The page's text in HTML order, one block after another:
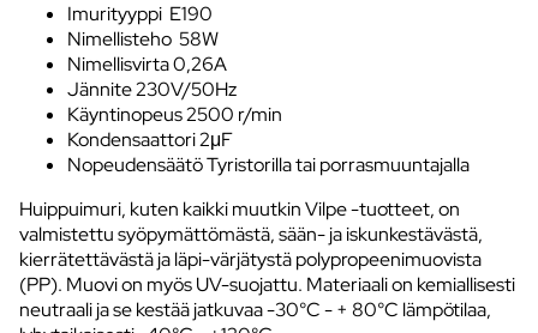
Imurityyppi E190
Nimellisteho 58W
Nimellisvirta 0,26A
Jännite 230V/50Hz
Käyntinopeus 2500 r/min
Kondensaattori 2μF
Nopeudensäätö Tyristorilla tai porrasmuuntajalla
Huippuimuri, kuten kaikki muutkin Vilpe -tuotteet, on
valmistettu syöpymättömästä, sään- ja iskunkestävästä,
kierrätettävästä ja läpi-värjätystä polypropeenimuovista
(PP). Muovi on myös UV-suojattu. Materiaali on kemiallisesti
neutraali ja se kestää jatkuvaa -30°C - + 80°C lämpötilaa,